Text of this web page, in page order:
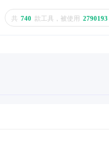
共 740 款工具，被使用 2790193